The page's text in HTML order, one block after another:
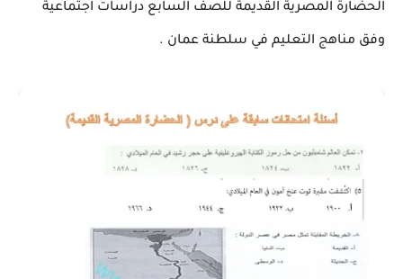
الحضارة المصرية القديمة للصف السابع دراسات اجتماعية
وفق مناهج التعليم في سلطنة عمان .